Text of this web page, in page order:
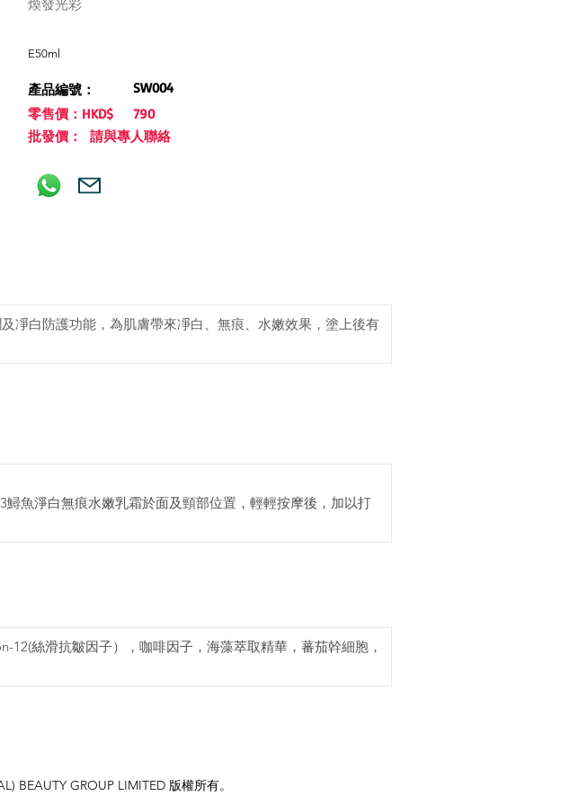
煥發光彩
E50ml
產品編號：
SW004
零售價：HKD$
790
批發價： 請與專人聯絡
凈白防護功能，為肌膚帶來凈白、無痕、水嫩效果，塗上後有
魚淨白無痕水嫩乳霜於面及頸部位置，輕輕按摩後，加以打
絲滑抗皺因子），咖啡因子，海藻萃取精華，蕃茄幹細胞，
BEAUTY GROUP LIMITED版權所有。